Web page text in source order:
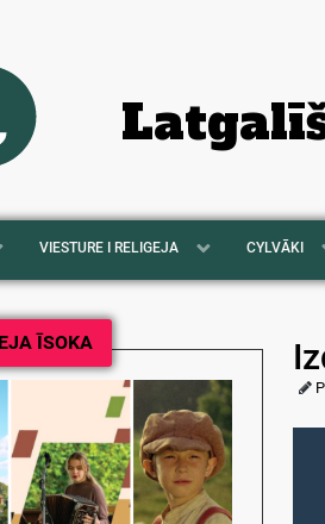
VIESTURE I RELIGEJA CYLVĀKI
ĪSOKA